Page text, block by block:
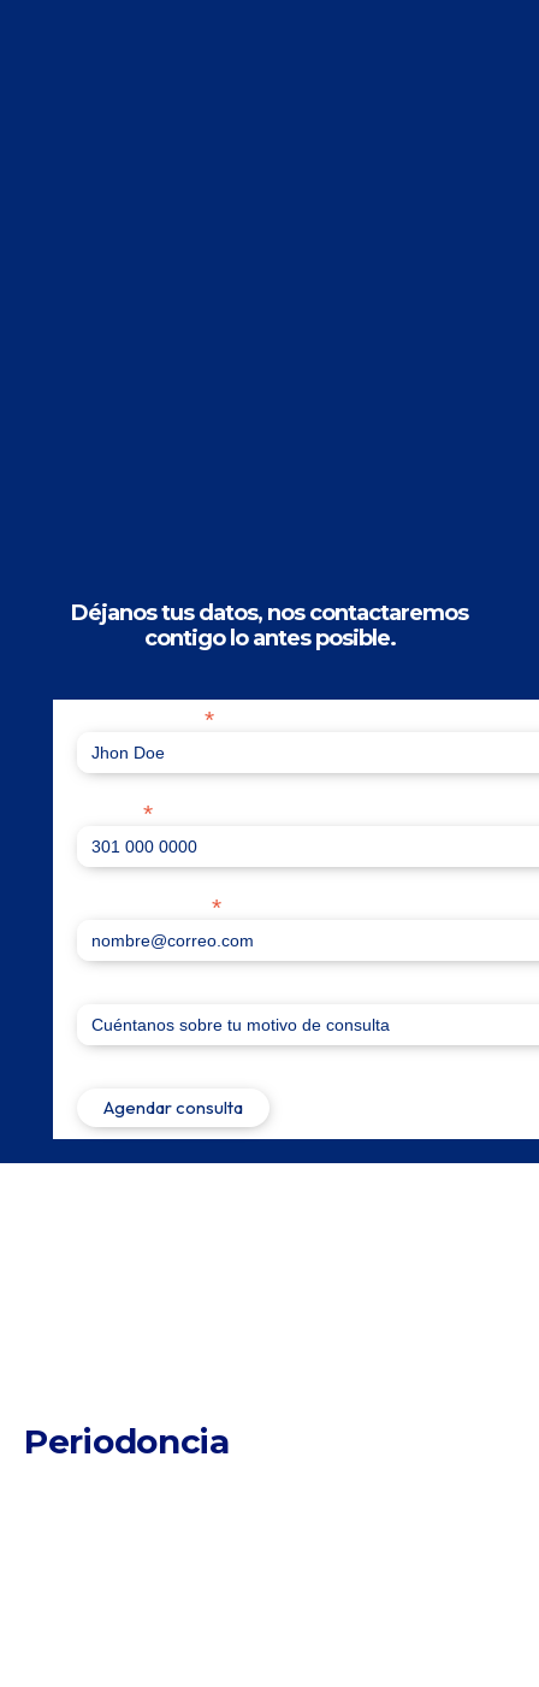
Déjanos tus datos, nos contactaremos
contigo lo antes posible.
Nombre completo*
Teléfono*
Correo electrónico*
Periodoncia